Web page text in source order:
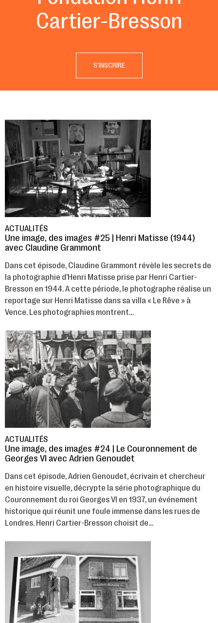
Cartier-Bresson
S'INSCRIRE
ACTUALITÉS
Une image, des images #25 | Henri Matisse (1944)
avec Claudine Grammont
Dans cet épisode, Claudine Grammont révèle les secrets de
la photographie d’Henri Matisse prise par Henri Cartier-
Bresson en 1944. A cette période, le photographe réalise un
reportage sur Henri Matisse dans sa villa « Le Rêve » à
Vence. Les photographies montrent…
ACTUALITÉS
Une image, des images #24 | Le Couronnement de
Georges VI avec Adrien Genoudet
Dans cet épisode, Adrien Genoudet, écrivain et chercheur
en histoire visuelle, décrypte la série photographique du
Couronnement du roi Georges VI en 1937, un événement
historique qui réunit une foule immense dans les rues de
Londres. Henri Cartier-Bresson choisit de…